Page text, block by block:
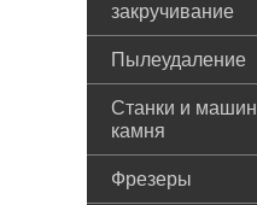
закручивание
Пылеудаление
Станки и
камня
Фрезеры